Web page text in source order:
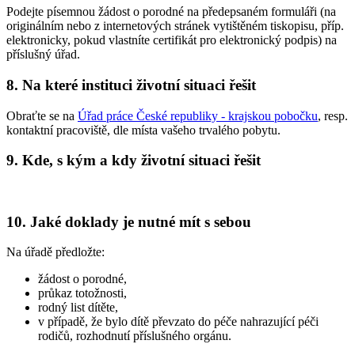
Podejte písemnou žádost o porodné na předepsaném formuláři (na
originálním nebo z internetových stránek vytištěném tiskopisu, příp.
elektronicky, pokud vlastníte certifikát pro elektronický podpis) na
příslušný úřad.
8. Na které instituci životní situaci řešit
Obraťte se na Úřad práce České republiky - krajskou pobočku, resp.
kontaktní pracoviště, dle místa vašeho trvalého pobytu.
9. Kde, s kým a kdy životní situaci řešit
10. Jaké doklady je nutné mít s sebou
Na úřadě předložte:
žádost o porodné,
průkaz totožnosti,
rodný list dítěte,
v případě, že bylo dítě převzato do péče nahrazující péči
rodičů, rozhodnutí příslušného orgánu.